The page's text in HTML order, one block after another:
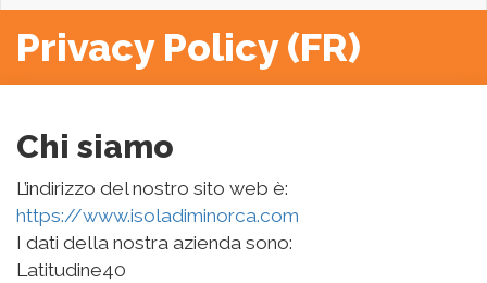
Privacy Policy (FR)
Chi siamo
L’indirizzo del nostro sito web è:
https://www.isoladiminorca.com
I dati della nostra azienda sono:
Latitudine40